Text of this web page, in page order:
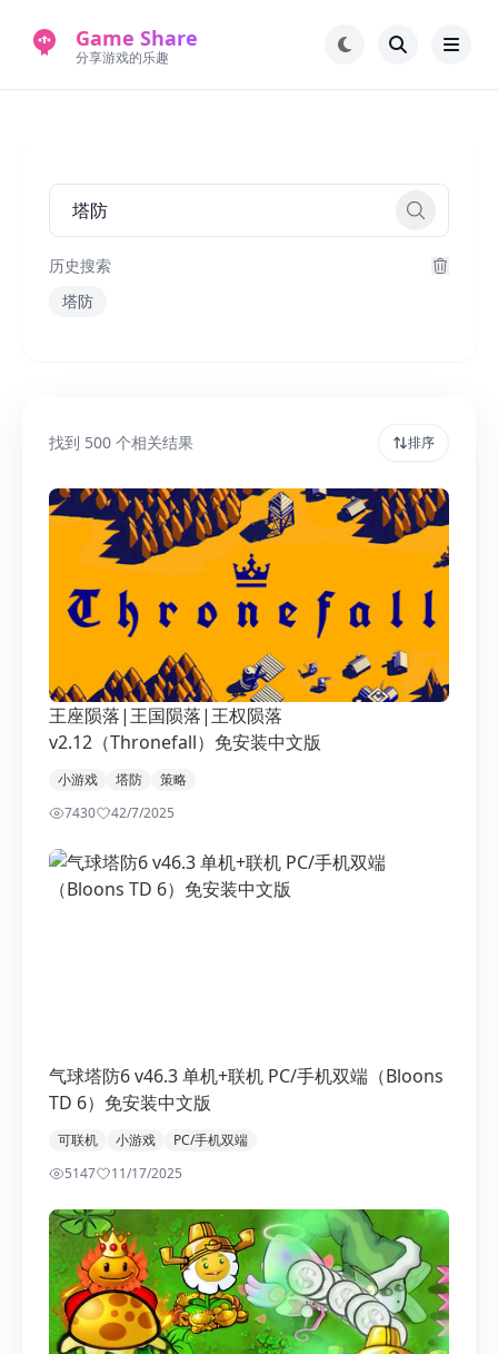
Game Share
分享游戏的乐趣
新版游戏站
永久地址
历史搜索
塔防
找到 500 个相关结果 排序
王座陨落|王国陨落|王权陨落
v2.12（Thronefall）免安装中文版
小游戏 塔防
策略
7430
42/7/2025
气球塔防6 v46.3 单机+联机 PC/手机双端（Bloons
TD 6）免安装中文版
可联机 小游戏
PC/手机双端
5147
11/17/2025